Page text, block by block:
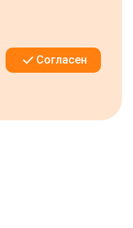
Согласен